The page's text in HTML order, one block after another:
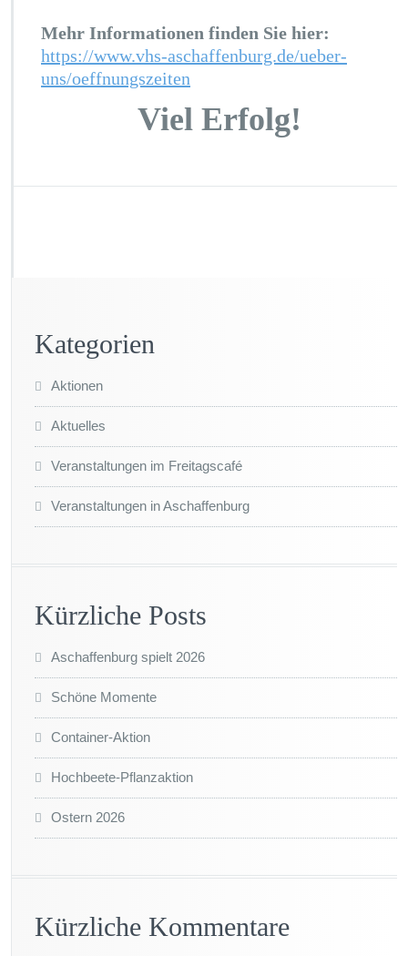
Mehr Informationen finden Sie hier:
https://www.vhs-aschaffenburg.de/ueber-
uns/oeffnungszeiten
Viel Erfolg!
Kategorien
Aktionen
Aktuelles
Veranstaltungen im Freitagscafé
Veranstaltungen in Aschaffenburg
Kürzliche Posts
Aschaffenburg spielt 2026
Schöne Momente
Container-Aktion
Hochbeete-Pflanzaktion
Ostern 2026
Kürzliche Kommentare